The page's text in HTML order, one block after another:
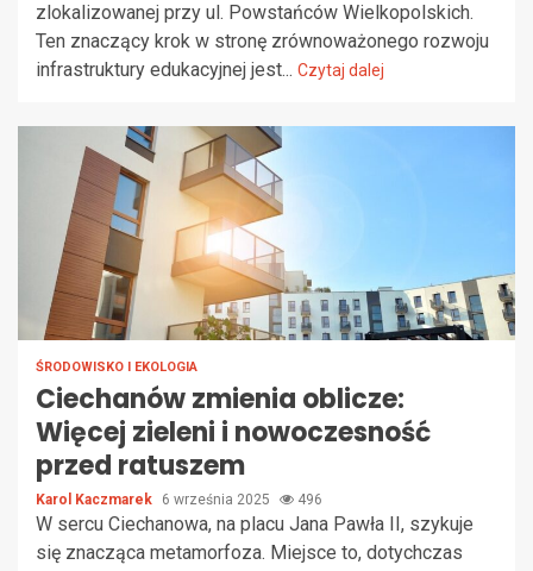
zlokalizowanej przy ul. Powstańców Wielkopolskich.
Ten znaczący krok w stronę zrównoważonego rozwoju
infrastruktury edukacyjnej jest... Czytaj dalej
ŚRODOWISKO I EKOLOGIA
Ciechanów zmienia oblicze:
Więcej zieleni i nowoczesność
przed ratuszem
Karol Kaczmarek 6 września 2025 496
W sercu Ciechanowa, na placu Jana Pawła II, szykuje
się znacząca metamorfoza. Miejsce to, dotychczas